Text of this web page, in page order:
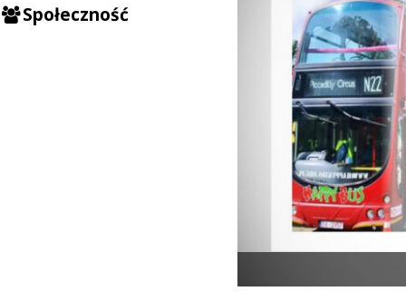
Społeczność